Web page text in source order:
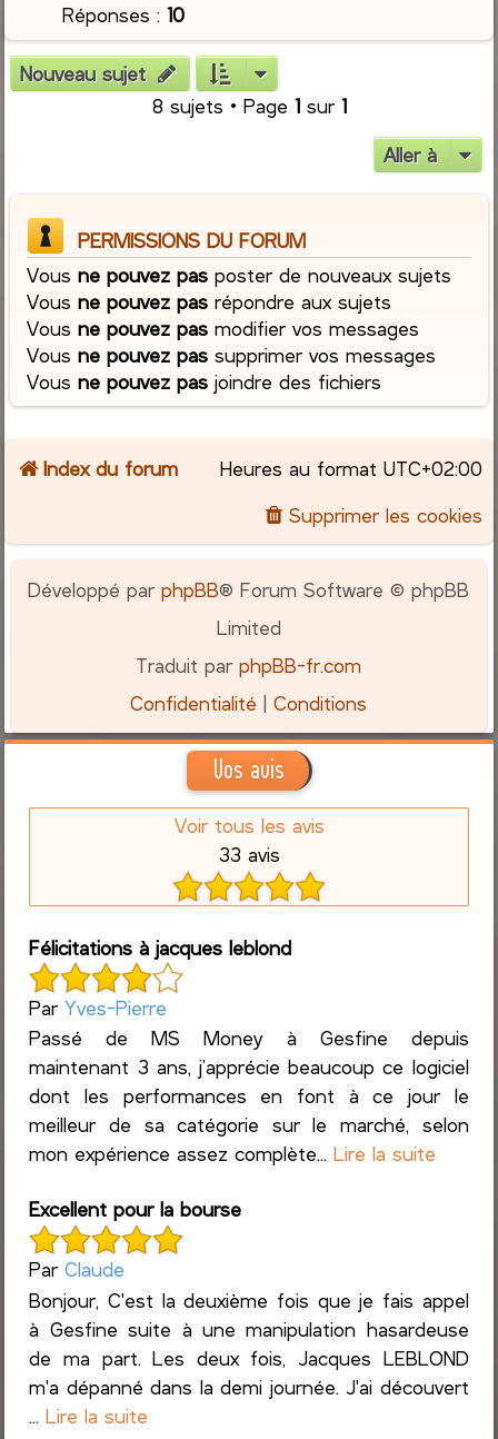
Réponses :10
Nouveau sujet
8 sujets • Page 1sur 1
Aller à
PERMISSIONS DU FORUM
Vousne pouvez pas poster de nouveaux sujets
Vousne pouvez pas répondre aux sujets
Vousne pouvez pas modifier vos messages
Vousne pouvez pas supprimer vos messages
Vousne pouvez pas joindre des fichiers
Index du forum Heures au format UTC+02:00
Supprimer les cookies
Développé parphpBB® Forum Software © phpBB
Limited
Traduit parphpBB-fr.com
Confidentialité |Conditions
Vos avis
Voir tous les avis
33 avis
Félicitations à jacques leblond
ParYves-Pierre
Passé de MS Money à Gesfine depuis
maintenant 3 ans, j’apprécie beaucoup ce logiciel
dont les performances en font à ce jour le
meilleur de sa catégorie sur le marché, selon
mon expérience assez complète...Lire la suite
Excellent pour la bourse
ParClaude
Bonjour, C'est la deuxième fois que je fais appel
à Gesfine suite à une manipulation hasardeuse
de ma part. Les deux fois, Jacques LEBLOND
m'a dépanné dans la demi journée. J'ai découvert
...Lire la suite